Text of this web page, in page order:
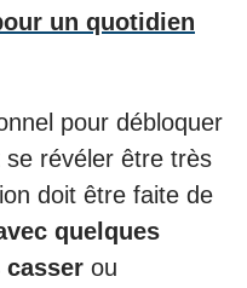
un quotidien
pour débloquer
se révéler être très
doit être faite de
quelques
casser ou